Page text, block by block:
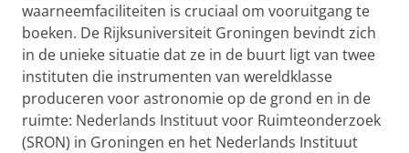
waarneemfaciliteiten is cruciaal om vooruitgang te
boeken. De Rijksuniversiteit Groningen bevindt zich
in de unieke situatie dat ze in de buurt ligt van twee
instituten die instrumenten van wereldklasse
produceren voor astronomie op de grond en in de
ruimte: Nederlands Instituut voor Ruimteonderzoek
(SRON) in Groningen en het Nederlands Instituut